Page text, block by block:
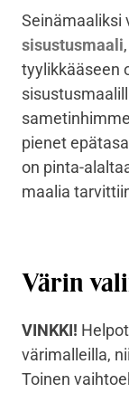
Seinämaaliksi
sisustusmaali
tyylikkääseen
pienet
on pinta-
maalia
Värin
VINKKI!
värimalleilla,
Toinen